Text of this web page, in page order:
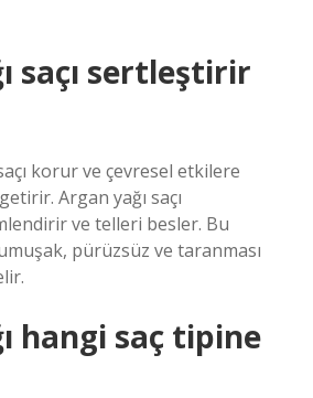
saçı sertleştirir
korur ve çevresel etkilere
Argan yağı saçı
ve telleri besler. Bu
pürüzsüz ve taranması
hangi saç tipine